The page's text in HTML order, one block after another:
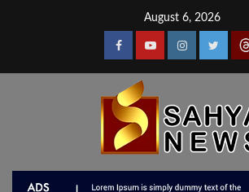
August 6, 2026